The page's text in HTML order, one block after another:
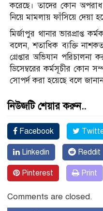
করেছে। তাদের কোন
নিয়ে মামলায় ফাঁসিয়ে দেয়া
মির্জাপুর থানার ভারপ্রাপ্ত
বলেন, শতাধিক ব্যক্তি
গ্রেপ্তার অভিযান
ডিসেম্বরের কর্মসূচীর কোন
সোপর্দ করা হয়েছে বলে জানান
নিউজটি শেয়ার করুন..
Facebook
Linkedin Reddit
Pinterest Print
Comments are closed.